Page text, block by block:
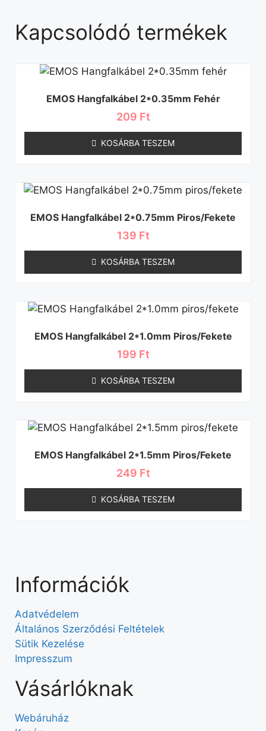
Kapcsolódó termékek
EMOS Hangfalkábel 2*0.35mm Fehér
209 Ft
KOSÁRBA TESZEM
EMOS Hangfalkábel 2*0.75mm Piros/fekete
139 Ft
KOSÁRBA TESZEM
EMOS Hangfalkábel 2*1.0mm Piros/fekete
199 Ft
KOSÁRBA TESZEM
EMOS Hangfalkábel 2*1.5mm Piros/fekete
249 Ft
KOSÁRBA TESZEM
Információk
Adatvédelem
Általános Szerződési Feltételek
Sütik Kezelése
Impresszum
Vásárlóknak
Webáruház